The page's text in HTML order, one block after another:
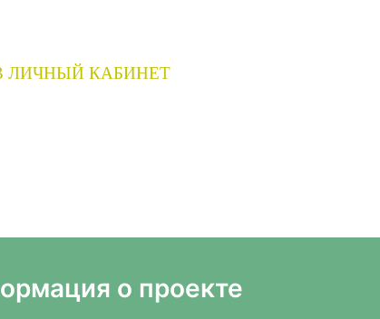
ЛИЧНЫЙ КАБИНЕТ
о проекте